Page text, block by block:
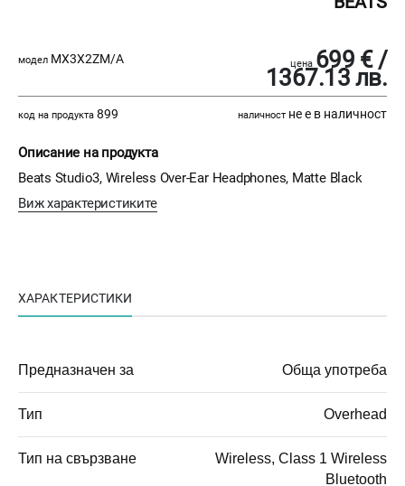
модел MX3X2ZM/A цена 699 € /
1367.13 лв.
код на продукта 899 наличност не е в наличност
Описание на продукта
Beats Studio3, Wireless Over-Ear Headphones, Matte Black
Виж характеристиките
ХАРАКТЕРИСТИКИ
Предназначен за Обща употреба
Тип Overhead
Тип на свързване
Wireless, Class 1 Wireless
Bluetooth